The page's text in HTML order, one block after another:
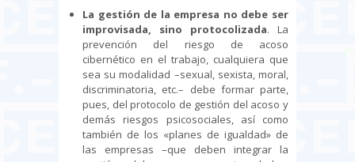
La gestión de la empresa no debe ser
improvisada, sino protocolizada. La
prevención del riesgo de acoso
cibernético en el trabajo, cualquiera que
sea su modalidad –sexual, sexista, moral,
discriminatoria, etc.– debe formar parte,
pues, del protocolo de gestión del acoso y
demás riesgos psicosociales, así como
también de los «planes de igualdad» de
las empresas –que deben integrar la